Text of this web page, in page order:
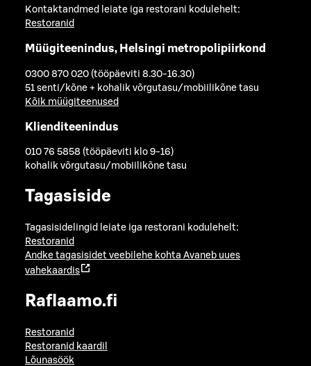
Kontaktandmed leiate iga restorani kodulehelt:
Restoranid
Müügiteenindus, Helsingi metropolipiirkond
0300 870 020 (tööpäeviti 8.30-16.30)
51 senti/kõne + kohalik võrgutasu/mobiilikõne tasu
Kõik müügiteenused
Klienditeenindus
010 76 5858 (tööpäeviti klo 9-16)
kohalik võrgutasu/mobiilikõne tasu
Tagasiside
Tagasisidelingid leiate iga restorani kodulehelt:
Restoranid
Andke tagasisidet veebilehe kohta Avaneb uues
vahekaardis
Raflaamo.fi
Restoranid
Restoranid kaardil
Lõunasöök